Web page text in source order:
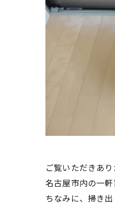
ご覧いただきあり
名古屋市内の一
ちなみに、掃き